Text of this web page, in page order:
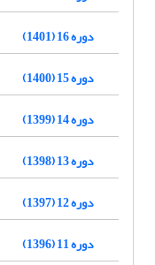
دوره 16 (1401)
دوره 15 (1400)
دوره 14 (1399)
دوره 13 (1398)
دوره 12 (1397)
دوره 11 (1396)